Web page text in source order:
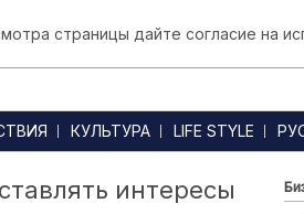
КУЛЬТУРА LIFE STYLE
интересы
страницы дайте согласие на